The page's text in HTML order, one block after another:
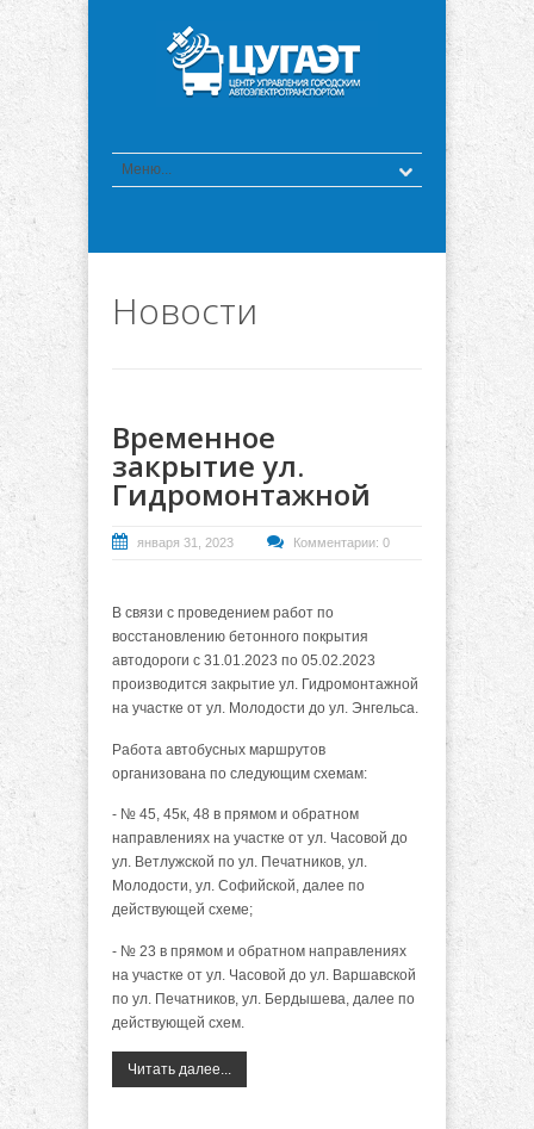
Новости
Временное
закрытие ул.
Гидромонтажной
января 31, 2023 Комментарии: 0
В связи с проведением работ по
восстановлению бетонного покрытия
автодороги с 31.01.2023 по 05.02.2023
производится закрытие ул. Гидромонтажной
на участке от ул. Молодости до ул. Энгельса.
Работа автобусных маршрутов
организована по следующим схемам:
- № 45, 45к, 48 в прямом и обратном
направлениях на участке от ул. Часовой до
ул. Ветлужской по ул. Печатников, ул.
Молодости, ул. Софийской, далее по
действующей схеме;
- № 23 в прямом и обратном направлениях
на участке от ул. Часовой до ул. Варшавской
по ул. Печатников, ул. Бердышева, далее по
действующей схем.
Читать далее...